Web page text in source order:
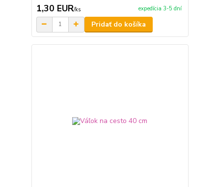
1,30 EUR/ks expedícia 3-5 dní
Pridať do košíka